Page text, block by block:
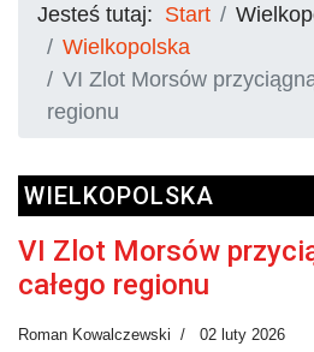
Jesteś tutaj: Start
Wielkopolska
VI Zlot Morsów
regionu
WIELKOPOLSKA
VI Zlot Morsów
całego regionu
Roman Kowalczewski 02 luty 2026